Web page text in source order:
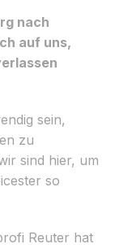
nach
auf uns,
sein,
zu
sind hier, um
so
Reuter hat